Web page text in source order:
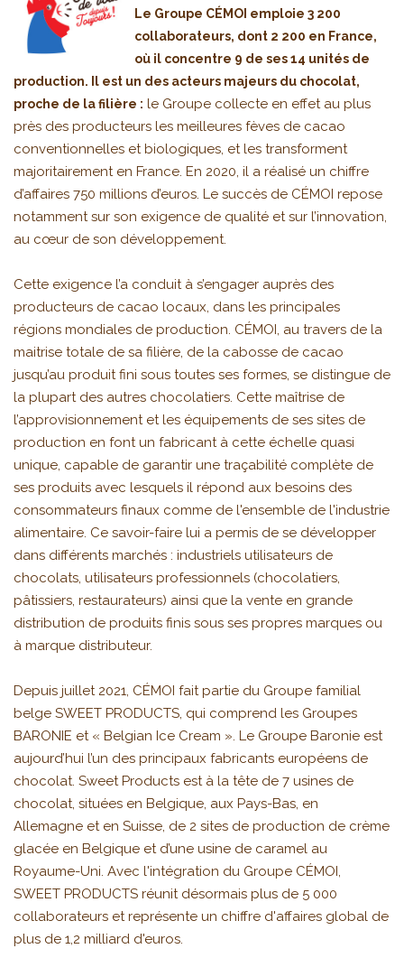
Le Groupe CÉMOI emploie 3 200
collaborateurs, dont 2 200 en France,
où il concentre 9 de ses 14 unités de
production. Il est un des acteurs majeurs du chocolat,
proche de la filière : le Groupe collecte en effet au plus
près des producteurs les meilleures fèves de cacao
conventionnelles et biologiques, et les transforment
majoritairement en France. En 2020, il a réalisé un chiffre
d’affaires 750 millions d’euros. Le succès de CÉMOI repose
notamment sur son exigence de qualité et sur l’innovation,
au cœur de son développement.
Cette exigence l’a conduit à s’engager auprès des
producteurs de cacao locaux, dans les principales
régions mondiales de production. CÉMOI, au travers de la
maitrise totale de sa filière, de la cabosse de cacao
jusqu’au produit fini sous toutes ses formes, se distingue de
la plupart des autres chocolatiers. Cette maîtrise de
l’approvisionnement et les équipements de ses sites de
production en font un fabricant à cette échelle quasi
unique, capable de garantir une traçabilité complète de
ses produits avec lesquels il répond aux besoins des
consommateurs finaux comme de l'ensemble de l'industrie
alimentaire. Ce savoir-faire lui a permis de se développer
dans différents marchés : industriels utilisateurs de
chocolats, utilisateurs professionnels (chocolatiers,
pâtissiers, restaurateurs) ainsi que la vente en grande
distribution de produits finis sous ses propres marques ou
à marque distributeur.
Depuis juillet 2021, CÉMOI fait partie du Groupe familial
belge SWEET PRODUCTS, qui comprend les Groupes
BARONIE et « Belgian Ice Cream ». Le Groupe Baronie est
aujourd’hui l’un des principaux fabricants européens de
chocolat. Sweet Products est à la tête de 7 usines de
chocolat, situées en Belgique, aux Pays-Bas, en
Allemagne et en Suisse, de 2 sites de production de crème
glacée en Belgique et d’une usine de caramel au
Royaume-Uni. Avec l'intégration du Groupe CÉMOI,
SWEET PRODUCTS réunit désormais plus de 5 000
collaborateurs et représente un chiffre d'affaires global de
plus de 1,2 milliard d'euros.